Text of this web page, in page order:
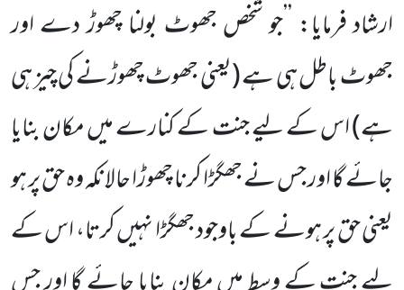
ارشاد فرمایا: ’’جو شخص جھوٹ بولنا چھوڑ دے اور
جھوٹ باطل ہی ہے(یعنی جھوٹ چھوڑنے کی چیز ہی
ہے)اس کے لیے جنت کے کنارے میں مکان بنایا
جائے گا اور جس نے جھگڑا کرنا چھوڑا حالانکہ وہ حق پر ہو
یعنی حق پر ہونے کے باوجود جھگڑا نہیں کرتا، اس کے